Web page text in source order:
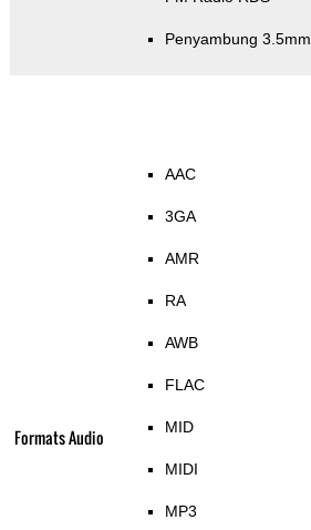
Penyambung 3.5mm
Formats Audio
AAC
3GA
AMR
RA
AWB
FLAC
MID
MIDI
MP3